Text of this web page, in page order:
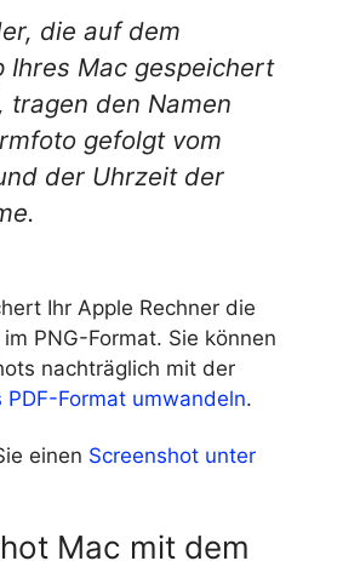
die auf dem
Ihres Mac gespeichert
tragen den Namen
gefolgt vom
der Uhrzeit der
Ihr Apple Rechner die
PNG-Format. Sie können
nachträglich mit der
PDF-Format umwandeln.
einen Screenshot unter
Mac mit dem